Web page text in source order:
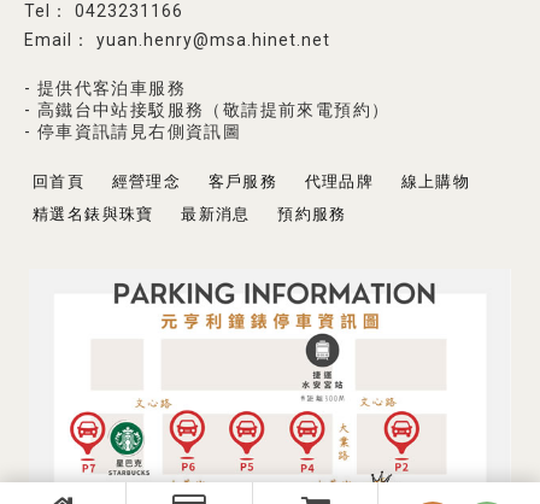
0423231166
yuan.henry@msa.hinet.net
- 提供代客泊車服務
- 高鐵台中站接駁服務（敬請提前來電預約）
- 停車資訊請見右側資訊圖
回首頁 經營理念 客戶服務 代理品牌
線上購物
精選名錶與珠寶
最新消息 預約服務